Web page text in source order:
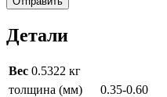
Детали
Вес 0.5322 кг
толщина (мм)
0.35-0.60